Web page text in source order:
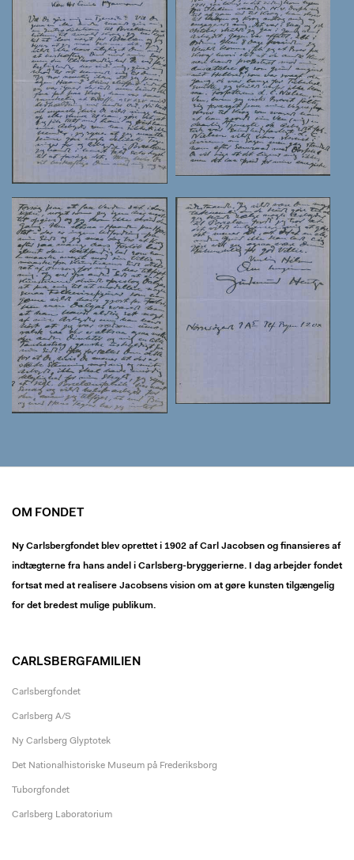
OM FONDET
Ny Carlsbergfondet blev oprettet i 1902 af Carl Jacobsen og finansieres af
indtægterne fra hans andel i Carlsberg-bryggerierne. I dag arbejder fondet
fortsat med at realisere Jacobsens vision om at gøre kunsten tilgængelig
for det bredest mulige publikum.
CARLSBERGFAMILIEN
Carlsbergfondet
Carlsberg A/S
Ny Carlsberg Glyptotek
Det Nationalhistoriske Museum på Frederiksborg
Tuborgfondet
Carlsberg Laboratorium